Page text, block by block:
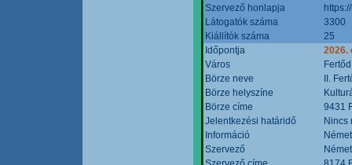
Szervező honlapja
Látogatók száma
3300
Kiállítók száma
25
Időpontja
2026.
Város
Fertőd
Börze neve
II.
Börze helyszíne
Börze címe
9431
Jelentkezési határidő
Nincs
Információ
Szervező